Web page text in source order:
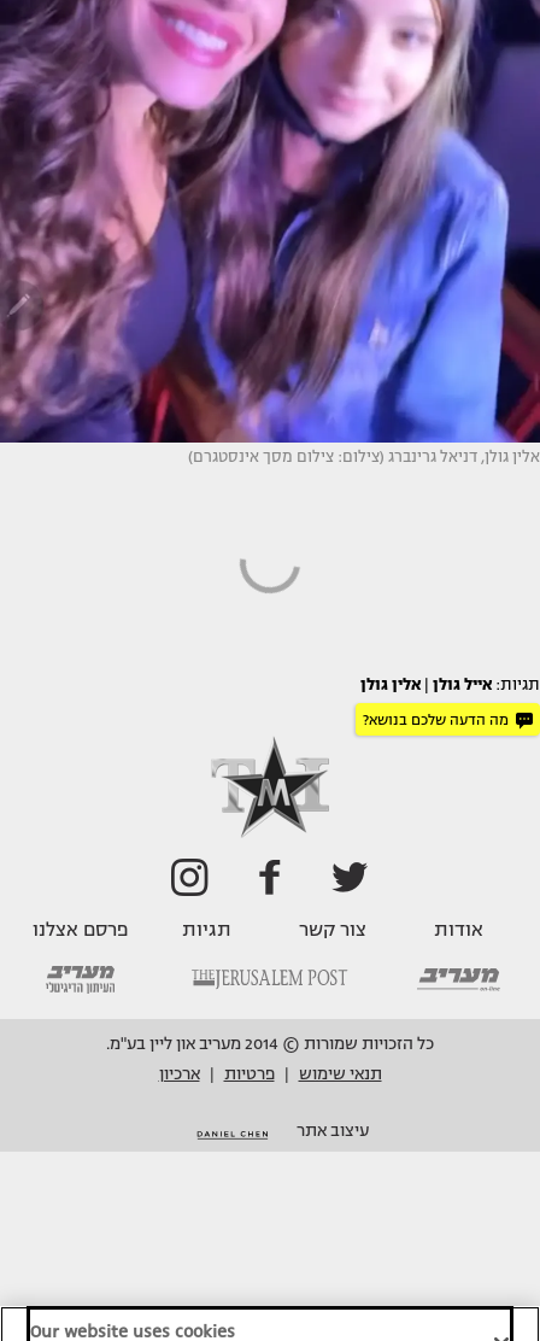
אלין גולן, דניאל גרינברג (צילום: צילום מסך אינסטגרם)
תגיות: אייל גולן אלין גולן
מה הדעה שלכם בנושא?
אודות צור קשר תגיות פרסם אצלנו
כל הזכויות שמורות © 2014 מעריב און ליין בע"מ.
תנאי שימוש
פרטיות ארכיון
עיצוב אתר
Our website uses cookies